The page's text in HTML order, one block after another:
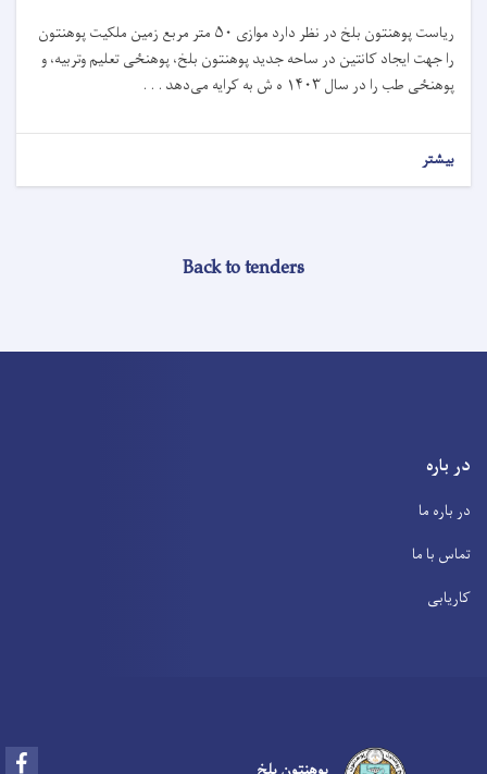
ریاست پوهنتون بلخ در نظر دارد موازی ۵۰ متر مربع زمین ملکیت پوهنتون
را جهت‌ ایجاد کانتین در ساحه جديد پوهنتون بلخ، پوهنځی تعلیم وتربیه، و
پوهنځی طب را در سال‌۱۴۰۳ ه ش به کرایه می‌دهد . . .
بیشتر
Back to tenders
در باره
در باره ما
تماس با ما
کاریابی